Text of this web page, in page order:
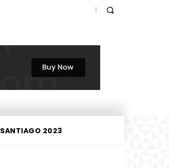
SANTIAGO 2023